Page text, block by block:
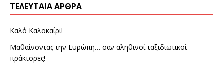
ΤΕΛΕΥΤΑΊΑ ΆΡΘΡΑ
Καλό Καλοκαίρι!
Μαθαίνοντας την Ευρώπη… σαν αληθινοί ταξιδιωτικοί
πράκτορες!